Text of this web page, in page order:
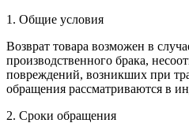
1. Общие условия
Возврат товара возможен в
производственного брака,
повреждений, возникших при
обращения рассматриваются в
2. Сроки обращения